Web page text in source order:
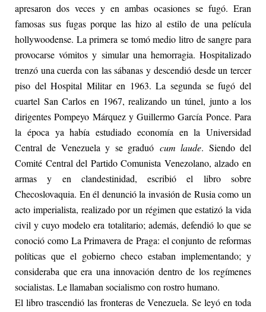
apresaron dos veces y en ambas ocasiones se fugó. Eran
famosas sus fugas porque las hizo al estilo de una película
hollywoodense. La primera se tomó medio litro de sangre para
provocarse vómitos y simular una hemorragia. Hospitalizado
trenzó una cuerda con las sábanas y descendió desde un tercer
piso del Hospital Militar en 1963. La segunda se fugó del
cuartel San Carlos en 1967, realizando un túnel, junto a los
dirigentes Pompeyo Márquez y Guillermo García Ponce. Para
la época ya había estudiado economía en la Universidad
Central de Venezuela y se graduó cum laude. Siendo del
Comité Central del Partido Comunista Venezolano, alzado en
armas y en clandestinidad, escribió el libro sobre
Checoslovaquia. En él denunció la invasión de Rusia como un
acto imperialista, realizado por un régimen que estatizó la vida
civil y cuyo modelo era totalitario; además, defendió lo que se
conoció como La Primavera de Praga: el conjunto de reformas
políticas que el gobierno checo estaban implementando; y
consideraba que era una innovación dentro de los regímenes
socialistas. Le llamaban socialismo con rostro humano.
El libro trascendió las fronteras de Venezuela. Se leyó en toda